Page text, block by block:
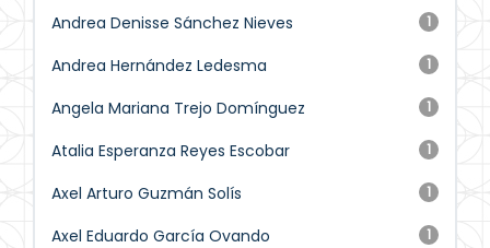
1
Andrea Denisse Sánchez Nieves
1
Andrea Hernández Ledesma
1
Angela Mariana Trejo Domínguez
1
Atalia Esperanza Reyes Escobar
1
Axel Arturo Guzmán Solís
1
Axel Eduardo García Ovando